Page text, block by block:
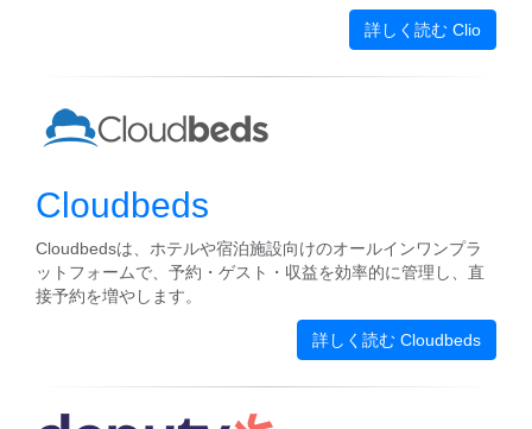
詳しく読む Clio
Cloudbeds
Cloudbedsは、ホテルや宿泊施設向けのオールインワンプラ
ットフォームで、予約・ゲスト・収益を効率的に管理し、直
接予約を増やします。
詳しく読む Cloudbeds